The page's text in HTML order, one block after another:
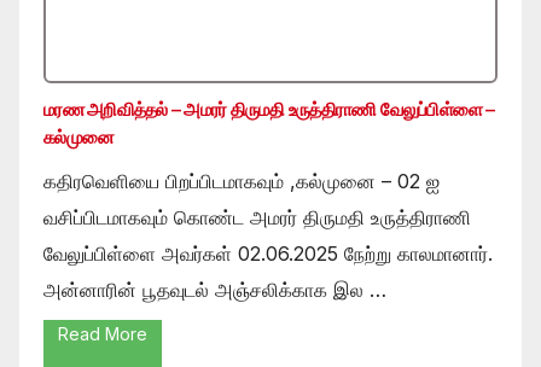
மரண அறிவித்தல் – அமரர் திருமதி உருத்திராணி வேலுப்பிள்ளை –
கல்முனை
கதிரவெளியை பிறப்பிடமாகவும் ,கல்முனை – 02 ஐ
வசிப்பிடமாகவும் கொண்ட அமரர் திருமதி உருத்திராணி
வேலுப்பிள்ளை அவர்கள் 02.06.2025 நேற்று காலமானார்.
அன்னாரின் பூதவுடல் அஞ்சலிக்காக இல …
Read More